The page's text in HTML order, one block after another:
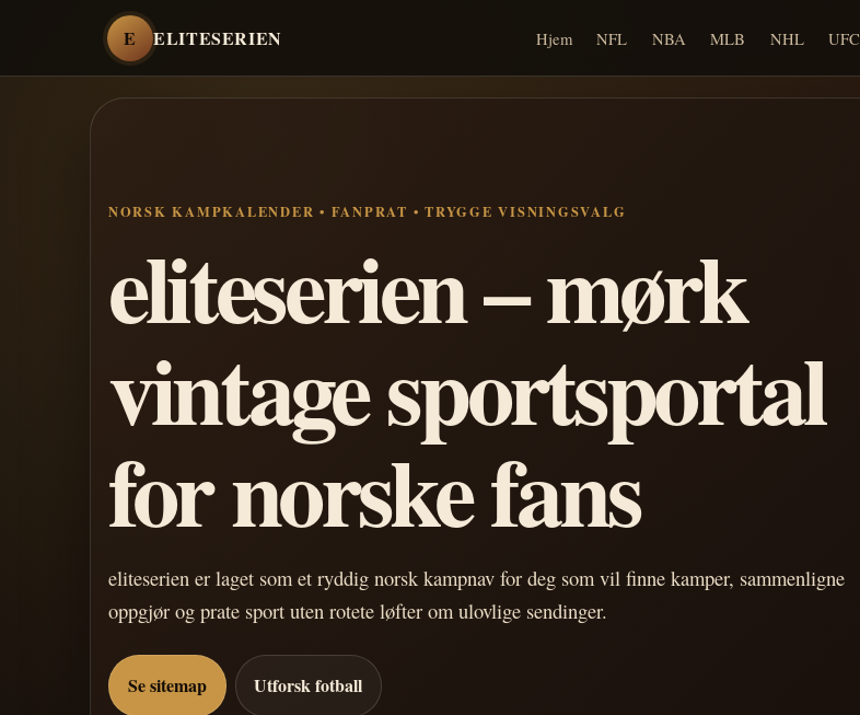
E ELITESERIEN Hjem NFL NBA MLB NHL UFC
NORSK KAMPKALENDER • FANPRAT • TRYGGE VISNINGSVALG
eliteserien – mørk
vintage sportsportal
for norske fans
eliteserien er laget som et ryddig norsk kampnav for deg som vil finne kamper, sammenligne
oppgjør og prate sport uten rotete løfter om ulovlige sendinger.
Se sitemap Utforsk fotball